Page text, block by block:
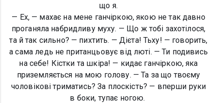
що я.
— Ех, — махає на мене ганчіркою, якою не так давно
проганяла набридливу муху. — Що ж тобі захотілося,
та й так сильно? — пихтить. — Дієта! Тьху! — говорить,
а сама ледь не пританцьовує від люті. — Ти подивись
на себе! Кістки та шкіра! — кидає ганчіркою, яка
приземляється на мою голову. — Та за що твоєму
чоловікові триматись? За плоскість? — вперши руки
в боки, тупає ногою.